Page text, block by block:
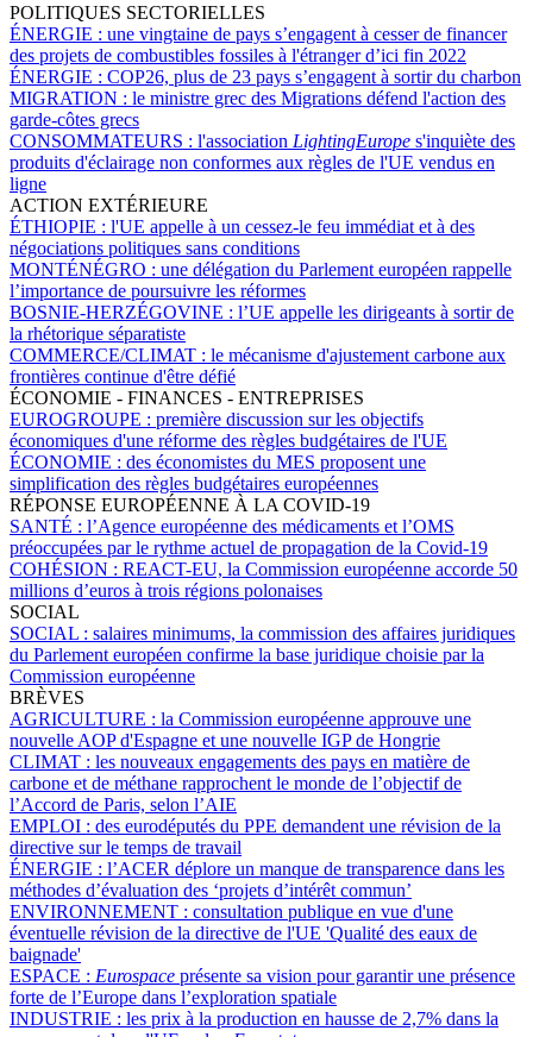
POLITIQUES SECTORIELLES
ÉNERGIE : une vingtaine de pays s’engagent à cesser de financer
des projets de combustibles fossiles à l'étranger d’ici fin 2022
ÉNERGIE : COP26, plus de 23 pays s’engagent à sortir du charbon
MIGRATION : le ministre grec des Migrations défend l'action des
garde-côtes grecs
CONSOMMATEURS : l'association LightingEurope s'inquiète des
produits d'éclairage non conformes aux règles de l'UE vendus en
ligne
ACTION EXTÉRIEURE
ÉTHIOPIE : l'UE appelle à un cessez-le feu immédiat et à des
négociations politiques sans conditions
MONTÉNÉGRO : une délégation du Parlement européen rappelle
l’importance de poursuivre les réformes
BOSNIE-HERZÉGOVINE : l’UE appelle les dirigeants à sortir de
la rhétorique séparatiste
COMMERCE/CLIMAT : le mécanisme d'ajustement carbone aux
frontières continue d'être défié
ÉCONOMIE - FINANCES - ENTREPRISES
EUROGROUPE : première discussion sur les objectifs
économiques d'une réforme des règles budgétaires de l'UE
ÉCONOMIE : des économistes du MES proposent une
simplification des règles budgétaires européennes
RÉPONSE EUROPÉENNE À LA COVID-19
SANTÉ : l’Agence européenne des médicaments et l’OMS
préoccupées par le rythme actuel de propagation de la Covid-19
COHÉSION : REACT-EU, la Commission européenne accorde 50
millions d’euros à trois régions polonaises
SOCIAL
SOCIAL : salaires minimums, la commission des affaires juridiques
du Parlement européen confirme la base juridique choisie par la
Commission européenne
BRÈVES
AGRICULTURE : la Commission européenne approuve une
nouvelle AOP d'Espagne et une nouvelle IGP de Hongrie
CLIMAT : les nouveaux engagements des pays en matière de
carbone et de méthane rapprochent le monde de l’objectif de
l’Accord de Paris, selon l’AIE
EMPLOI : des eurodéputés du PPE demandent une révision de la
directive sur le temps de travail
ÉNERGIE : l’ACER déplore un manque de transparence dans les
méthodes d’évaluation des ‘projets d’intérêt commun’
ENVIRONNEMENT : consultation publique en vue d'une
éventuelle révision de la directive de l'UE 'Qualité des eaux de
baignade'
ESPACE : Eurospace présente sa vision pour garantir une présence
forte de l’Europe dans l’exploration spatiale
INDUSTRIE : les prix à la production en hausse de 2,7% dans la